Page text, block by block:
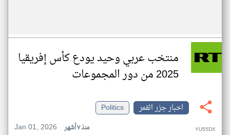
منتخب عربي وحيد يودع كأس إفريقيا
2025 من دور المجموعات
اخبار جزر القمر
Politics
Jan 01, 2026
منذ ٧ أشهر YU55DX